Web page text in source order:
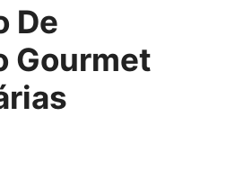
De
Gourmet